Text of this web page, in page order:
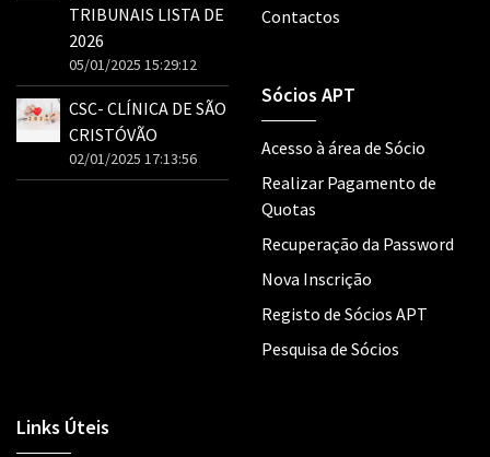
TRIBUNAIS LISTA DE
2026
05/01/2025 15:29:12
CSC- CLÍNICA DE SÃO
CRISTÓVÃO
02/01/2025 17:13:56
Contactos
Sócios APT
Acesso à área de Sócio
Realizar Pagamento de
Quotas
Recuperação da Password
Nova Inscrição
Registo de Sócios APT
Pesquisa de Sócios
Links Úteis